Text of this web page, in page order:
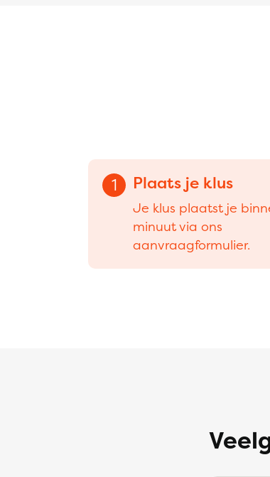
1 Plaats je klus
Je klus plaatst je
minuut via ons
aanvraagformulier.